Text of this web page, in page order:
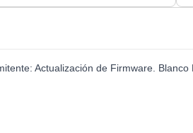
Actualización de Firmware.